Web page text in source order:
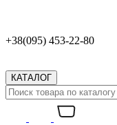
+38(095) 453-22-80
КАТАЛОГ